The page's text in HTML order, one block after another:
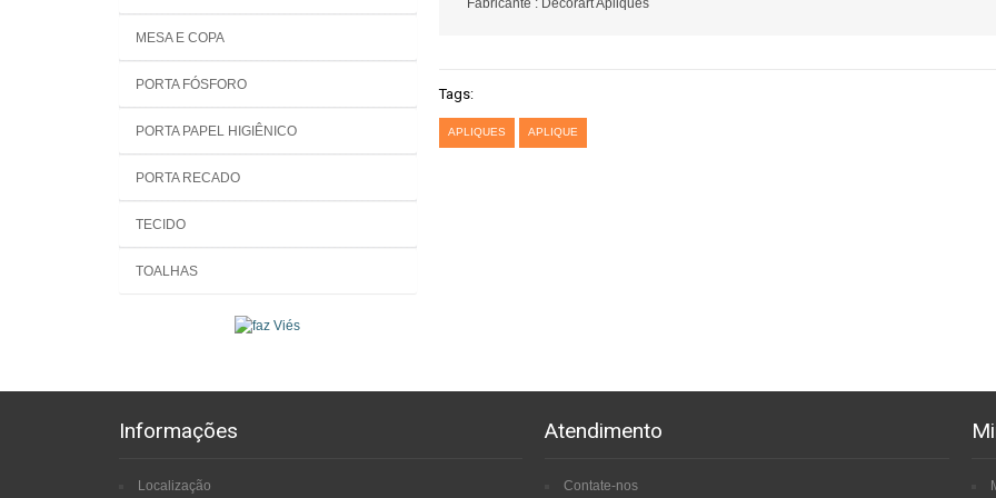
MESA E COPA
PORTA FÓSFORO
PORTA PAPEL HIGIÊNICO
PORTA RECADO
TECIDO
TOALHAS
Fabricante : Decorart Apliques
Tags:
APLIQUES APLIQUE
Informações
Localização
Atendimento
Contate-nos